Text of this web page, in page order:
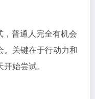
普通人完全有机会
。关键在于行动力和
始尝试。